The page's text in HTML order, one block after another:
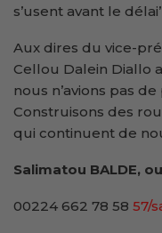
s’usent avant le
Aux dires du vice-
Cellou Dalein Diallo
nous n’avions pas
Construisons des
qui continuent de
Salimatou BALDE,
00224 662 78 58 57/